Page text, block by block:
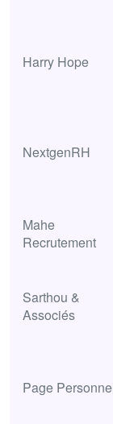
Harry Hope
NextgenRH
Mahe
Recrutement
Sarthou &
Associés
Page